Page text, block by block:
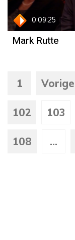
0:09:25
Mark Rutte
1 Vorige
102 103
108 ...